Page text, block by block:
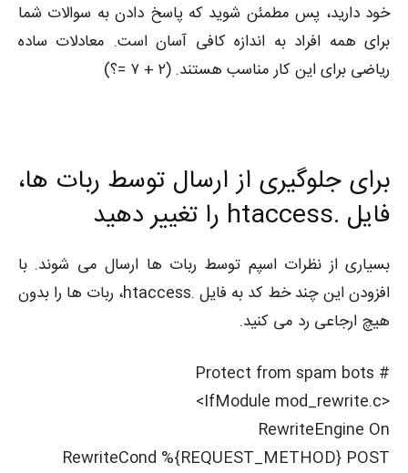
خود دارید، پس مطمئن شوید که پاسخ دادن به سوالات شما
برای همه افراد به اندازه کافی آسان است. معادلات ساده
ریاضی برای این کار مناسب هستند. (۲ + ۷ =؟)
برای جلوگیری از ارسال توسط ربات ها،
فایل .htaccess را تغییر دهید
بسیاری از نظرات اسپم توسط ربات ها ارسال می شوند. با
افزودن این چند خط کد به فایل .htaccess، ربات ها را بدون
هیچ ارجاعی رد می کنید.
# Protect from spam bots
<IfModule mod_rewrite.c>
RewriteEngine On
RewriteCond %{REQUEST_METHOD} POST